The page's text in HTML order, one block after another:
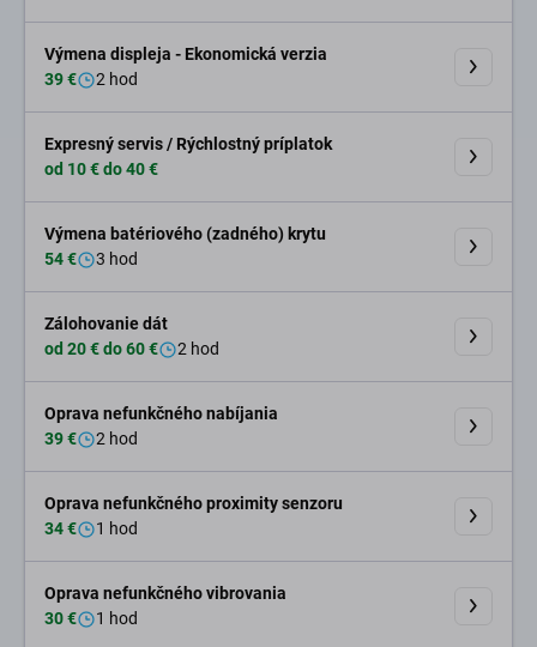
Výmena displeja - Ekonomická verzia
39 €
2 hod
Expresný servis / Rýchlostný príplatok
od 10 € do 40 €
Výmena batériového (zadného) krytu
54 €
3 hod
Zálohovanie dát
od 20 € do 60 €
2 hod
Oprava nefunkčného nabíjania
39 €
2 hod
Oprava nefunkčného proximity senzoru
34 €
1 hod
Oprava nefunkčného vibrovania
30 €
1 hod